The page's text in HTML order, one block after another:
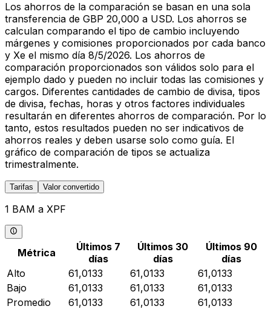
Los ahorros de la comparación se basan en una sola
transferencia de GBP 20,000 a USD. Los ahorros se
calculan comparando el tipo de cambio incluyendo
márgenes y comisiones proporcionados por cada banco
y Xe el mismo día 8/5/2026. Los ahorros de
comparación proporcionados son válidos solo para el
ejemplo dado y pueden no incluir todas las comisiones y
cargos. Diferentes cantidades de cambio de divisa, tipos
de divisa, fechas, horas y otros factores individuales
resultarán en diferentes ahorros de comparación. Por lo
tanto, estos resultados pueden no ser indicativos de
ahorros reales y deben usarse solo como guía. El
gráfico de comparación de tipos se actualiza
trimestralmente.
Tarifas Valor convertido
1 BAM a XPF
Métrica
Últimos 7
días
Últimos 30
días
Últimos 90
días
Alto
61,0133 61,0133
61,0133
Bajo
61,0133 61,0133
61,0133
Promedio
61,0133 61,0133
61,0133